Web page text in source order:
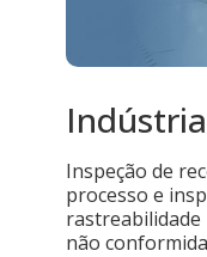
Inspeção de
processo e
não